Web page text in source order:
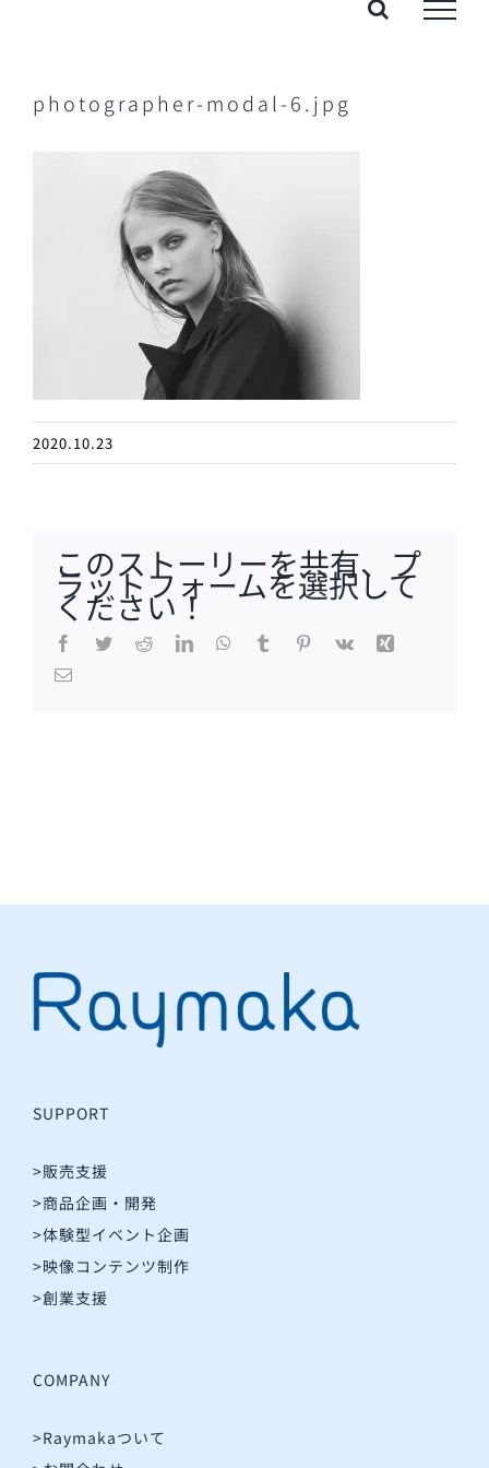
photographer-modal-6.jpg
2020.10.23
このストーリーを共有、プ
ラットフォームを選択して
ください！
Facebook
TwitterReddit LinkedInWhatsApp
TumblrPinterest
Vk
SUPPORT
>販売支援
>商品企画・開発
>体験型イベント企画
>映像コンテンツ制作
>創業支援
COMPANY
>Raymakaついて